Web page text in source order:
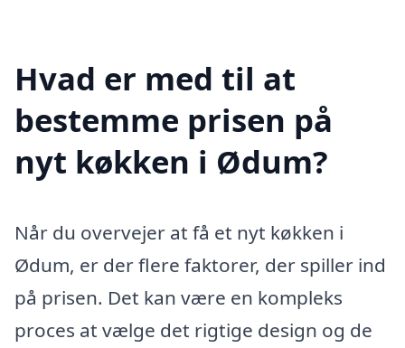
Hvad er med til at
bestemme prisen på
nyt køkken i Ødum?
Når du overvejer at få et nyt køkken i
Ødum, er der flere faktorer, der spiller ind
på prisen. Det kan være en kompleks
proces at vælge det rigtige design og de